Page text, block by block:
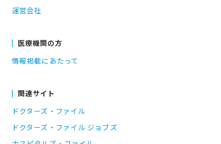
運営会社
医療機関の方
情報掲載にあたって
関連サイト
ドクターズ・ファイル
ドクターズ・ファイル ジョブズ